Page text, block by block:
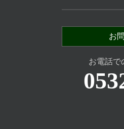
お
お電話で